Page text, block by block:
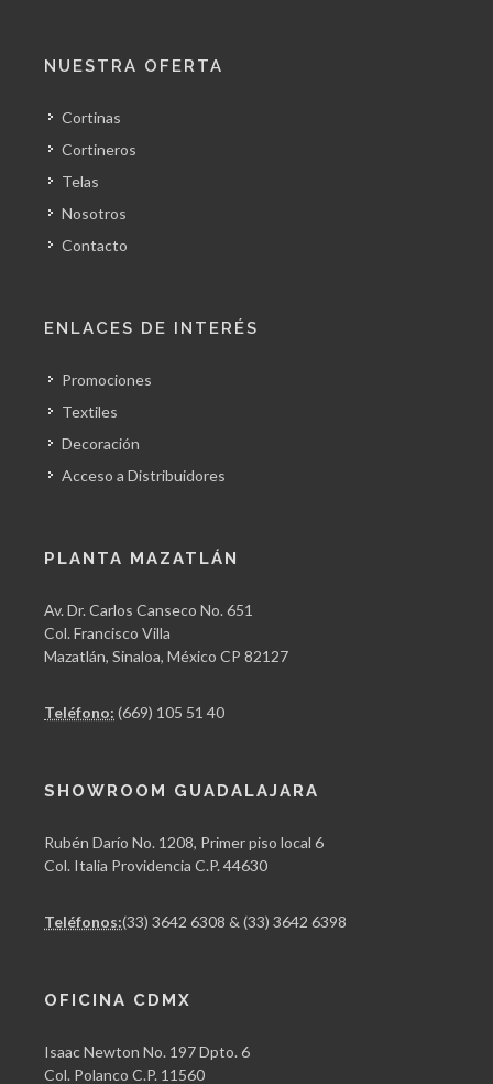
NUESTRA OFERTA
Cortinas
Cortineros
Telas
Nosotros
Contacto
ENLACES DE INTERÉS
Promociones
Textiles
Decoración
Acceso a Distribuidores
PLANTA MAZATLÁN
Av. Dr. Carlos Canseco No. 651
Col. Francisco Villa
Mazatlán, Sinaloa, México CP 82127
Teléfono: (669) 105 51 40
SHOWROOM GUADALAJARA
Rubén Darío No. 1208, Primer piso local 6
Col. Italia Providencia C.P. 44630
Teléfonos:(33) 3642 6308 & (33) 3642 6398
OFICINA CDMX
Isaac Newton No. 197 Dpto. 6
Col. Polanco C.P. 11560